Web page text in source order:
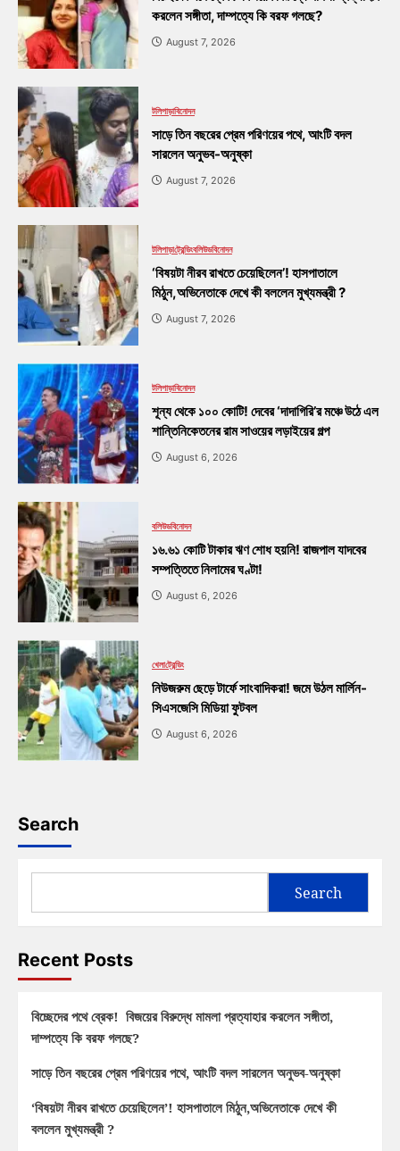
করলেন সঙ্গীতা, দাম্পত্যে কি বরফ গলছে?
August 7, 2026
টলিপাড়াবিনোদন
সাড়ে তিন বছরের প্রেম পরিণয়ের পথে, আংটি বদল
সারলেন অনুভব-অনুষ্কা
August 7, 2026
টলিপাড়াট্রেন্ডিংবলিউডবিনোদন
‘বিষয়টা নীরব রাখতে চেয়েছিলেন’! হাসপাতালে
মিঠুন,অভিনেতাকে দেখে কী বললেন মুখ্যমন্ত্রী ?
August 7, 2026
টলিপাড়াবিনোদন
শূন্য থেকে ১০০ কোটি! দেবের ‘দাদাগিরি’র মঞ্চে উঠে এল
শান্তিনিকেতনের রাম সাওয়ের লড়াইয়ের গল্প
August 6, 2026
বলিউডবিনোদন
১৬.৬১ কোটি টাকার ঋণ শোধ হয়নি! রাজপাল যাদবের
সম্পত্তিতে নিলামের ঘণ্টা!
August 6, 2026
খেলাট্রেন্ডিং
নিউজরুম ছেড়ে টার্ফে সাংবাদিকরা! জমে উঠল মার্লিন-
সিএসজেসি মিডিয়া ফুটবল
August 6, 2026
Search
Search
Recent Posts
বিচ্ছেদের পথে ব্রেক! বিজয়ের বিরুদ্ধে মামলা প্রত্যাহার করলেন সঙ্গীতা,
দাম্পত্যে কি বরফ গলছে?
সাড়ে তিন বছরের প্রেম পরিণয়ের পথে, আংটি বদল সারলেন অনুভব-অনুষ্কা
‘বিষয়টা নীরব রাখতে চেয়েছিলেন’! হাসপাতালে মিঠুন,অভিনেতাকে দেখে কী
বললেন মুখ্যমন্ত্রী ?